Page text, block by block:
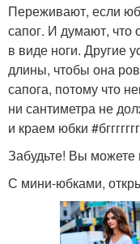
Переживают, если
сапог. И думают, что
в виде ноги. Другие
длины, чтобы она
сапога, потому что
ни сантиметра не
и краем юбки
Забудьте! Вы можете
С мини-юбками,